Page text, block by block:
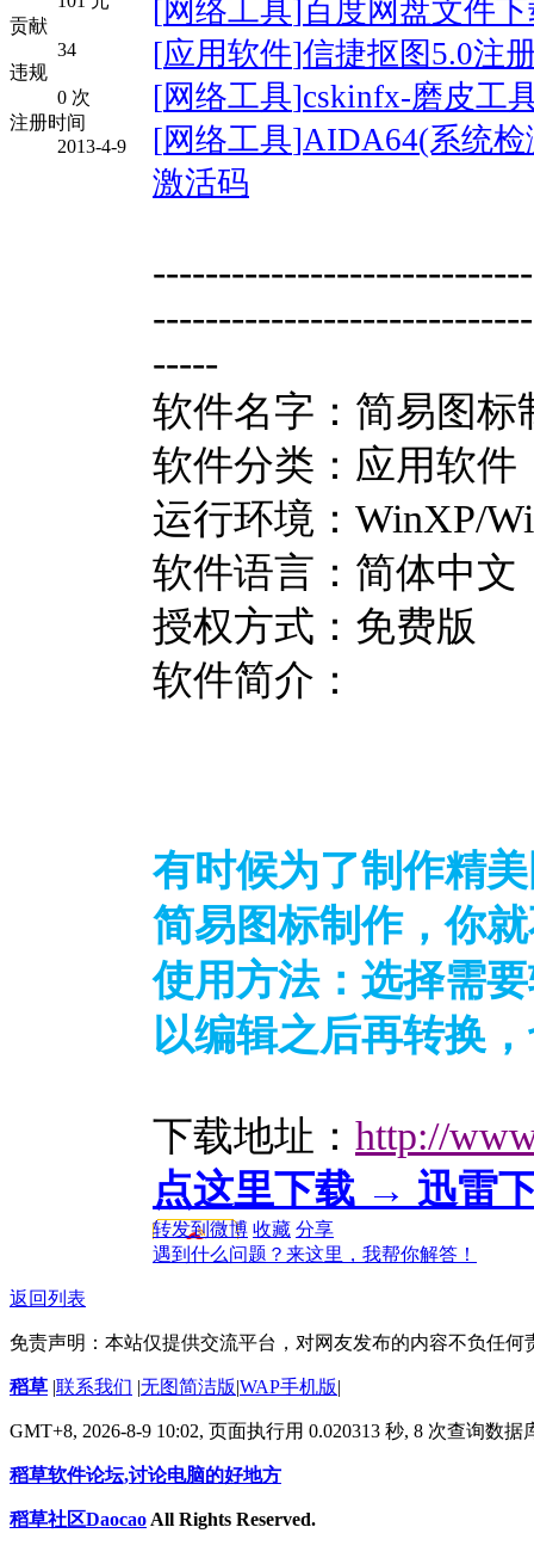
贡献
34
违规
0 次
注册时间
2013-4-9
[网络工具]百度网盘文件
[应用软件]信捷抠图5.0注
[网络工具]cskinfx-磨皮工
[网络工具]AIDA64(系统检
激活码
-----
软件名字：简易图标
软件分类：应用软件
运行环境：WinXP/
软件语言：简体中文
授权方式：免费版
软件简介：
有时候为了制作精
简易图标制作，你
使用方法：选择需
以编辑之后再转换
下载地址： http://
点这里下载 → 迅雷
转发到微博 收藏 分享
遇到什么问题？来这里，我帮你解答！
返回列表
免责声明：本站仅提供交流平台，对网友发布的内容不负任
稻草 |联系我们 |无图简洁版|WAP手机版|
GMT+8, 2026-8-9 10:02, 页面执行用 0.020313 秒, 8 次查询数
稻草软件论坛,讨论电脑的好地方
稻草社区Daocao All Rights Reserved.